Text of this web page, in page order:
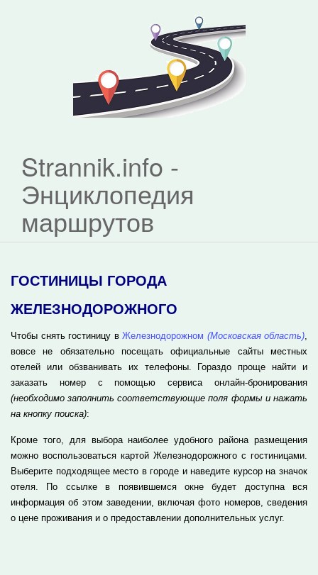
Strannik.info -
Энциклопедия
маршрутов
ГОСТИНИЦЫ ГОРОДА
ЖЕЛЕЗНОДОРОЖНОГО
Чтобы снять гостиницу в Железнодорожном (Московская область),
вовсе не обязательно посещать официальные сайты местных
отелей или обзванивать их телефоны. Гораздо проще найти и
заказать номер с помощью сервиса онлайн-бронирования
(необходимо заполнить соответствующие поля формы и нажать
на кнопку поиска):
Кроме того, для выбора наиболее удобного района размещения
можно воспользоваться картой Железнодорожного с гостиницами.
Выберите подходящее место в городе и наведите курсор на значок
отеля. По ссылке в появившемся окне будет доступна вся
информация об этом заведении, включая фото номеров, сведения
о цене проживания и о предоставлении дополнительных услуг.